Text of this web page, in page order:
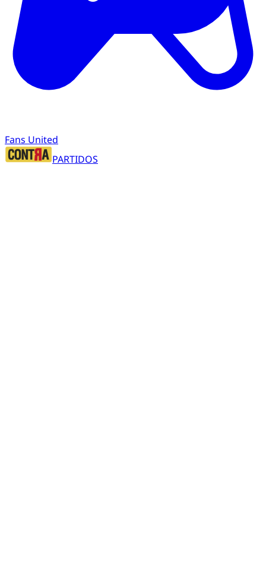
Fans United
PARTIDOS